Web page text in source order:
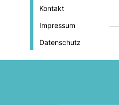
Kontakt
Impressum
Datenschutz